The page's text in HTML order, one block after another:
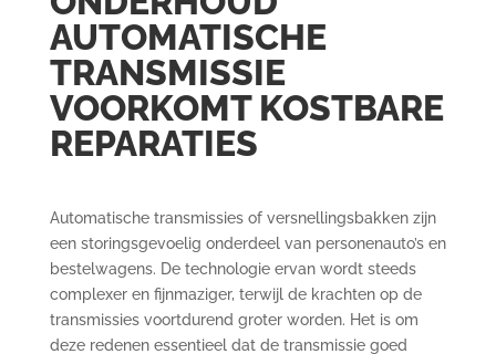
AUTOMATISCHE
TRANSMISSIE
VOORKOMT KOSTBARE
REPARATIES
Automatische transmissies of versnellingsbakken zijn
een storingsgevoelig onderdeel van personenauto’s en
bestelwagens. De technologie ervan wordt steeds
complexer en fijnmaziger, terwijl de krachten op de
transmissies voortdurend groter worden. Het is om
deze redenen essentieel dat de transmissie goed